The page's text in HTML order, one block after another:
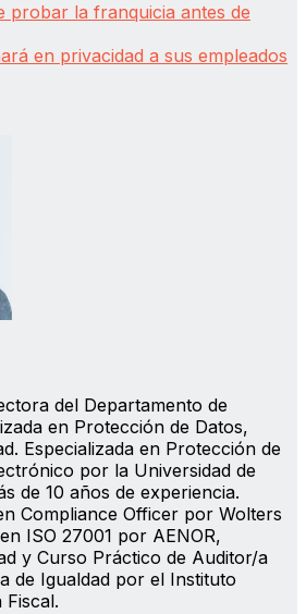
probar la franquicia antes de
en privacidad a sus empleados
del Departamento de
en Protección de Datos,
Especializada en Protección de
por la Universidad de
de 10 años de experiencia.
Compliance Officer por Wolters
ISO 27001 por AENOR,
y Curso Práctico de Auditor/a
de Igualdad por el Instituto
Fiscal.